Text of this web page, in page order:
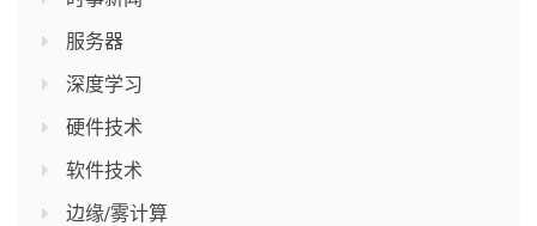
服务器
深度学习
硬件技术
软件技术
边缘/雾计算